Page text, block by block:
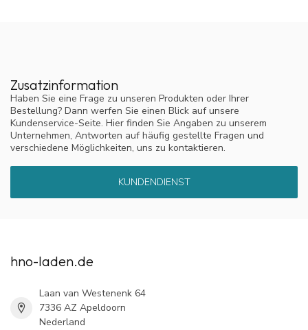
Zusatzinformation
Haben Sie eine Frage zu unseren Produkten oder Ihrer
Bestellung? Dann werfen Sie einen Blick auf unsere
Kundenservice-Seite. Hier finden Sie Angaben zu unserem
Unternehmen, Antworten auf häufig gestellte Fragen und
verschiedene Möglichkeiten, uns zu kontaktieren.
KUNDENDIENST
hno-laden.de
Laan van Westenenk 64
7336 AZ Apeldoorn
Nederland